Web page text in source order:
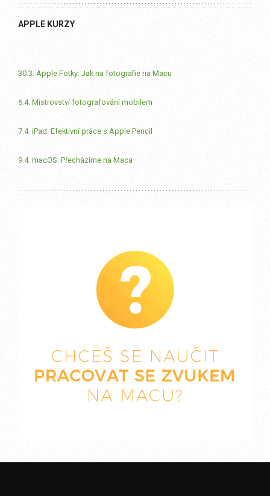
APPLE KURZY
30.3. Apple Fotky: Jak na fotografie na Macu
6.4. Mistrovství fotografování mobilem
7.4. iPad: Efektivní práce s Apple Pencil
9.4. macOS: Přecházíme na Maca